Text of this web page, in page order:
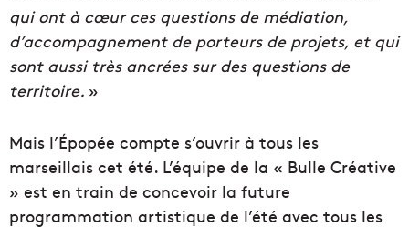
qui ont à cœur ces questions de médiation,
d’accompagnement de porteurs de projets, et qui
sont aussi très ancrées sur des questions de
territoire. »
Mais l’Épopée compte s’ouvrir à tous les
marseillais cet été. L’équipe de la « Bulle Créative
» est en train de concevoir la future
programmation artistique de l’été avec tous les